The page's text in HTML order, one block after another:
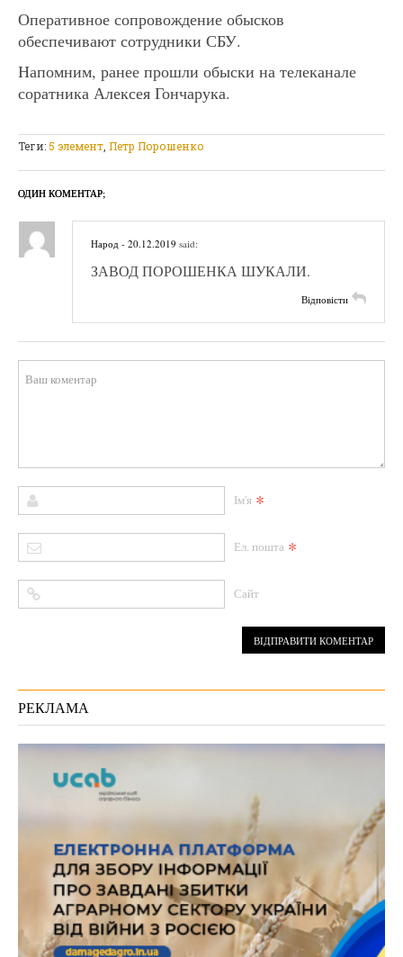
Оперативное сопровождение обысков
обеспечивают сотрудники СБУ.
Напомним, ранее прошли обыски на телеканале
соратника Алексея Гончарука.
Теги: 5 элемент Петр Порошенко
ОДИН КОМЕНТАР;
Народ - 20.12.2019 said:
ЗАВОД ПОРОШЕНКА ШУКАЛИ.
Відповісти
Ім'я *
Ел. пошта *
Сайт
РЕКЛАМА